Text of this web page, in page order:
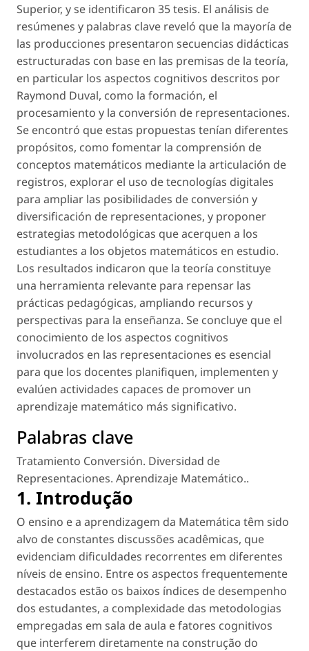
Superior, y se identificaron 35 tesis. El análisis de
resúmenes y palabras clave reveló que la mayoría de
las producciones presentaron secuencias didácticas
estructuradas con base en las premisas de la teoría,
en particular los aspectos cognitivos descritos por
Raymond Duval, como la formación, el
procesamiento y la conversión de representaciones.
Se encontró que estas propuestas tenían diferentes
propósitos, como fomentar la comprensión de
conceptos matemáticos mediante la articulación de
registros, explorar el uso de tecnologías digitales
para ampliar las posibilidades de conversión y
diversificación de representaciones, y proponer
estrategias metodológicas que acerquen a los
estudiantes a los objetos matemáticos en estudio.
Los resultados indicaron que la teoría constituye
una herramienta relevante para repensar las
prácticas pedagógicas, ampliando recursos y
perspectivas para la enseñanza. Se concluye que el
conocimiento de los aspectos cognitivos
involucrados en las representaciones es esencial
para que los docentes planifiquen, implementen y
evalúen actividades capaces de promover un
aprendizaje matemático más significativo.
Palabras clave
Tratamiento Conversión. Diversidad de
Representaciones. Aprendizaje Matemático..
1. Introdução
O ensino e a aprendizagem da Matemática têm sido
alvo de constantes discussões acadêmicas, que
evidenciam dificuldades recorrentes em diferentes
níveis de ensino. Entre os aspectos frequentemente
destacados estão os baixos índices de desempenho
dos estudantes, a complexidade das metodologias
empregadas em sala de aula e fatores cognitivos
que interferem diretamente na construção do